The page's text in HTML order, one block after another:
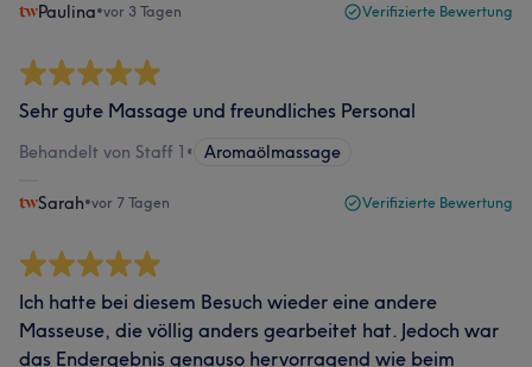
Paulina•vor 3 Tagen Verifizierte Bewertung
Sehr gute Massage und freundliches Personal
Behandelt von Staff 1 • Aromaölmassage
Sarah•vor 7 Tagen Verifizierte Bewertung
Ich hatte bei diesem Besuch wieder eine andere
Masseuse, die völlig anders gearbeitet hat. Jedoch war
das Endergebnis genauso hervorragend wie beim